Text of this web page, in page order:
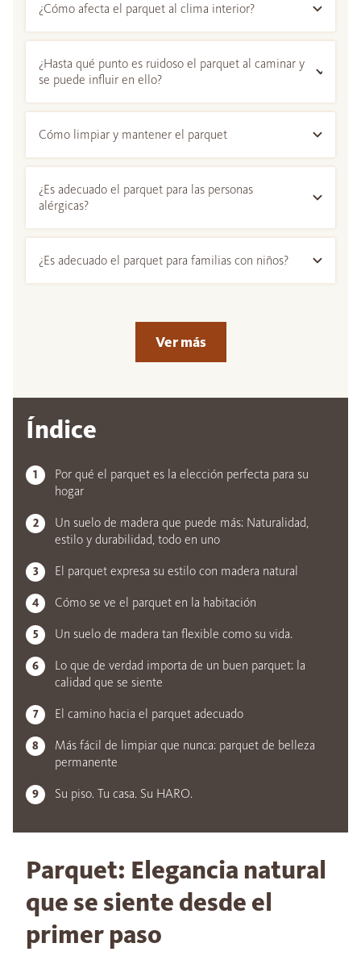
¿Cómo afecta el parquet al clima interior?
¿Hasta qué punto es ruidoso el parquet al caminar y
se puede influir en ello?
Cómo limpiar y mantener el parquet
¿Es adecuado el parquet para las personas
alérgicas?
¿Es adecuado el parquet para familias con niños?
Ver más
Índice
Por qué el parquet es la elección perfecta para su
hogar
Un suelo de madera que puede más: Naturalidad,
estilo y durabilidad, todo en uno
El parquet expresa su estilo con madera natural
Cómo se ve el parquet en la habitación
Un suelo de madera tan flexible como su vida.
Lo que de verdad importa de un buen parquet: la
calidad que se siente
El camino hacia el parquet adecuado
Más fácil de limpiar que nunca: parquet de belleza
permanente
Su piso. Tu casa. Su HARO.
Parquet: Elegancia natural
que se siente desde el
primer paso